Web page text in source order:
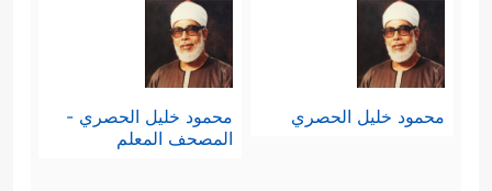
محمود خليل الحصري
محمود خليل الحصري -
المصحف المعلم